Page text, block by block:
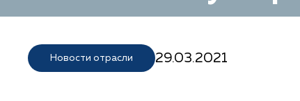
Новости отрасли 29.03.2021